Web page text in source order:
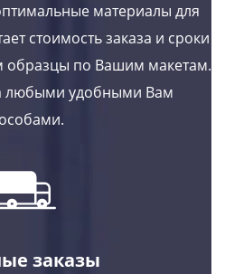
материалы для
стоимость заказа и сроки
образцы по Вашим макетам.
любыми удобными Вам
заказы